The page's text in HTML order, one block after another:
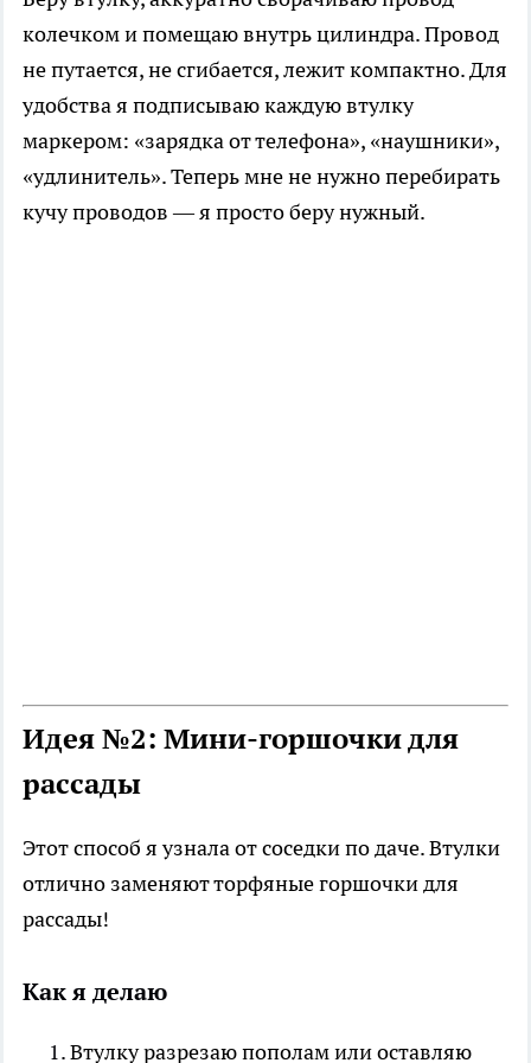
колечком и помещаю внутрь цилиндра. Провод
не путается, не сгибается, лежит компактно. Для
удобства я подписываю каждую втулку
маркером: «зарядка от телефона», «наушники»,
«удлинитель». Теперь мне не нужно перебирать
кучу проводов — я просто беру нужный.
Идея №2: Мини-горшочки для
рассады
Этот способ я узнала от соседки по даче. Втулки
отлично заменяют торфяные горшочки для
рассады!
Как я делаю
Втулку разрезаю пополам или оставляю